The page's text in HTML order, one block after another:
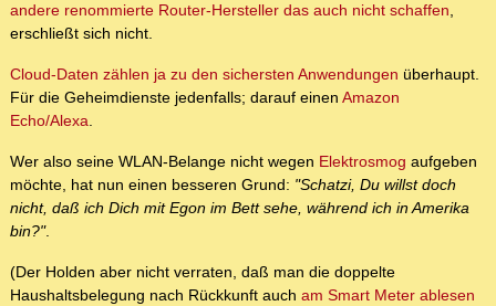
andere renommierte Router-Hersteller das auch nicht schaffen,
erschließt sich nicht.
Cloud-Daten zählen ja zu den sichersten Anwendungen überhaupt.
Für die Geheimdienste jedenfalls; darauf einen Amazon
Echo/Alexa.
Wer also seine WLAN-Belange nicht wegen Elektrosmog aufgeben
möchte, hat nun einen besseren Grund: "Schatzi, Du willst doch
nicht, daß ich Dich mit Egon im Bett sehe, während ich in Amerika
bin?".
(Der Holden aber nicht verraten, daß man die doppelte
Haushaltsbelegung nach Rückkunft auch am Smart Meter ablesen